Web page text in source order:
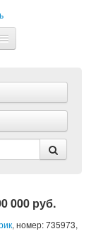
000 руб.
, номер: 735973,